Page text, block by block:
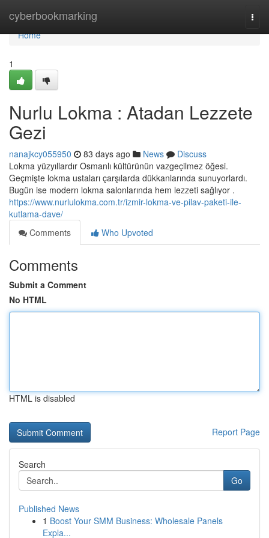
cyberbookmarking
Home
Home
1
Nurlu Lokma : Atadan Lezzete
Gezi
nanajkcy055950 83 days ago News
Discuss
Lokma yüzyıllardır Osmanlı kültürünün vazgeçilmez öğesi.
Geçmişte lokma ustaları çarşılarda dükkanlarında sunuyorlardı.
Bugün ise modern lokma salonlarında hem lezzeti sağlıyor .
https://www.nurlulokma.com.tr/izmir-lokma-ve-pilav-paketi-ile-
kutlama-dave/
Comments
Who Upvoted
Comments
Submit a Comment
No HTML
HTML is disabled
Report Page
Search
Go
Published News
1 Boost Your SMM Business: Wholesale Panels
Expla...